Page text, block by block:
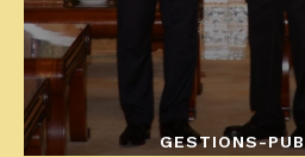
GESTIONS-